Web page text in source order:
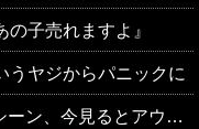
子売れますよ』
うヤジからパニックに
今見るとアウトすぎる！